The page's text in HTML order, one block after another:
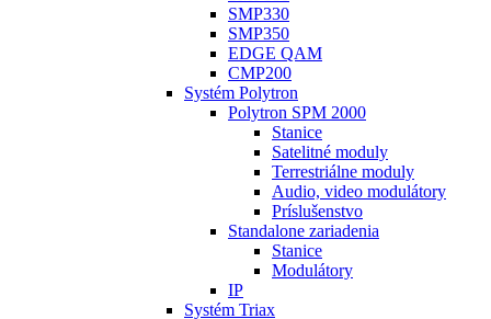
SMP330
SMP350
EDGE QAM
CMP200
Systém Polytron
Polytron SPM 2000
Stanice
Satelitné moduly
Terrestriálne moduly
Audio, video modulátory
Príslušenstvo
Standalone zariadenia
Stanice
Modulátory
IP
Systém Triax